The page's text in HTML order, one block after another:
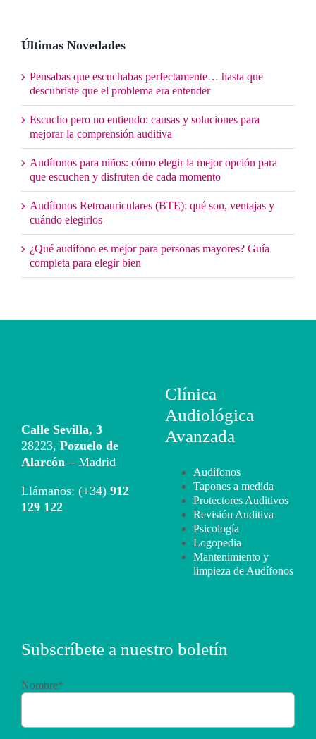
Últimas Novedades
Pensabas que escuchabas perfectamente… hasta que
descubriste que el problema era entender
Escucho pero no entiendo: causas y soluciones para
mejorar la comprensión auditiva
Audífonos para niños: cómo elegir la mejor opción para
que escuchen y disfruten de cada momento
Audífonos Retroauriculares (BTE): qué son, ventajas y
cuándo elegirlos
¿Qué audífono es mejor para personas mayores? Guía
completa para elegir bien
Calle Sevilla, 3
28223, Pozuelo de
Alarcón– Madrid
Llámanos: (+34) 912
129 122
Clínica
Audiológica
Avanzada
Audífonos
Tapones a medida
Protectores Auditivos
Revisión Auditiva
Psicología
Logopedia
Mantenimiento y
limpieza de Audífonos
Subscríbete a nuestro boletín
Nombre*